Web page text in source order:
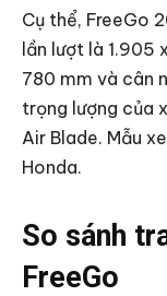
Cụ thể, FreeGo
lần lượt là 1.905
780 mm và cân
trọng lượng của
Air Blade. Mẫu
Honda.
So sánh
FreeGo